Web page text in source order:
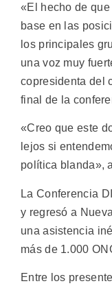
«El hecho de
base en las
los principales
una voz muy
copresidenta del
final de la
«Creo que este
lejos si
política blanda»,
La Conferencia
y regresó a
una asistencia
más de 1.000
Entre los